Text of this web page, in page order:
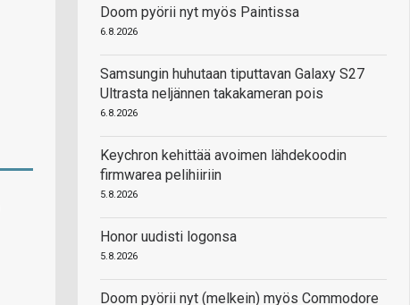
Doom pyörii nyt myös Paintissa
6.8.2026
Samsungin huhutaan tiputtavan Galaxy S27
Ultrasta neljännen takakameran pois
6.8.2026
Keychron kehittää avoimen lähdekoodin
firmwarea pelihiiriin
5.8.2026
Honor uudisti logonsa
5.8.2026
Doom pyörii nyt (melkein) myös Commodore